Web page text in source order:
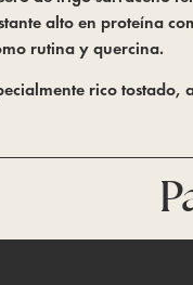
alto en proteína
rutina y quercina.
rico